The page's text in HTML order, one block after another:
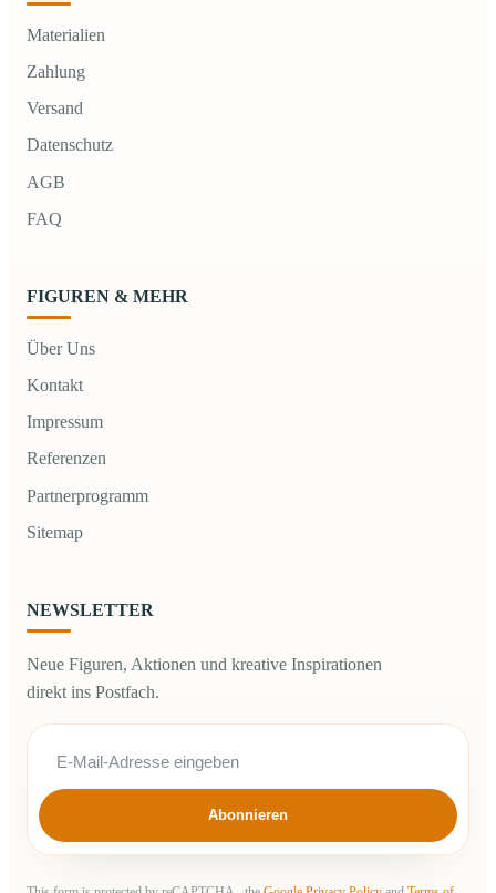
Materialien
Zahlung
Versand
Datenschutz
AGB
FAQ
FIGUREN & MEHR
Über Uns
Kontakt
Impressum
Referenzen
Partnerprogramm
Sitemap
NEWSLETTER
Neue Figuren, Aktionen und kreative Inspirationen
direkt ins Postfach.
Abonnieren